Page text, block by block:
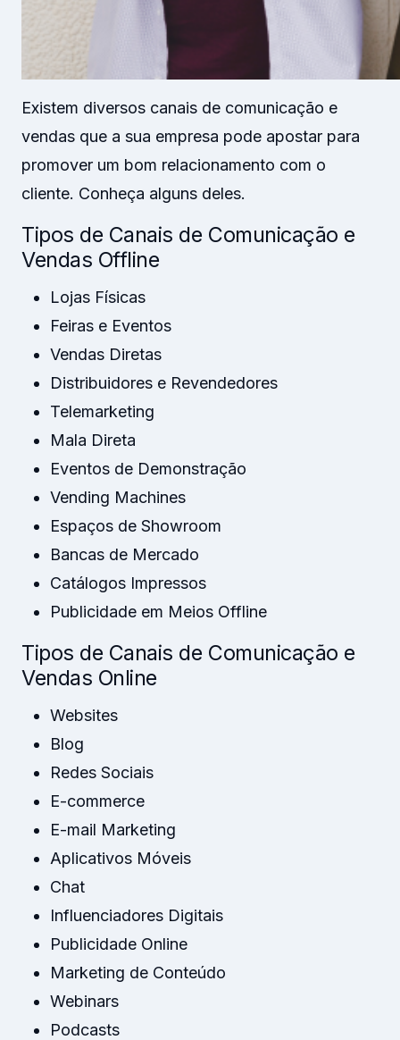
Existem diversos canais de comunicação e
vendas que a sua empresa pode apostar para
promover um bom relacionamento com o
cliente. Conheça alguns deles.
Tipos de Canais de Comunicação e
Vendas Offline
Lojas Físicas
Feiras e Eventos
Vendas Diretas
Distribuidores e Revendedores
Telemarketing
Mala Direta
Eventos de Demonstração
Vending Machines
Espaços de Showroom
Bancas de Mercado
Catálogos Impressos
Publicidade em Meios Offline
Tipos de Canais de Comunicação e
Vendas Online
Websites
Blog
Redes Sociais
E-commerce
E-mail Marketing
Aplicativos Móveis
Chat
Influenciadores Digitais
Publicidade Online
Marketing de Conteúdo
Webinars
Podcasts